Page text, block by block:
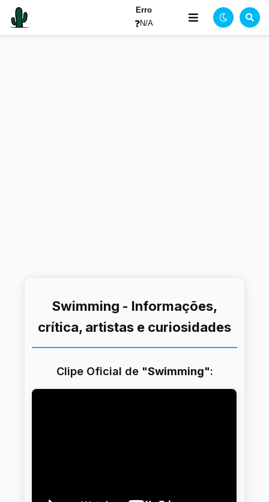
Erro
❓N/A
Swimming - Informações,
crítica, artistas e curiosidades
Clipe Oficial de "Swimming":